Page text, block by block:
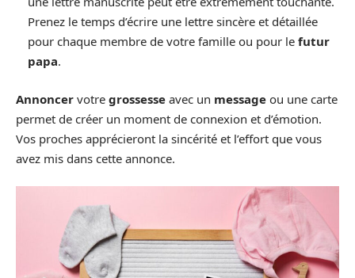
Prenez le temps d’écrire une lettre sincère et détaillée
pour chaque membre de votre famille ou pour le futur
papa.
Annoncer votre grossesse avec un message ou une carte
permet de créer un moment de connexion et d’émotion.
Vos proches apprécieront la sincérité et l’effort que vous
avez mis dans cette annonce.